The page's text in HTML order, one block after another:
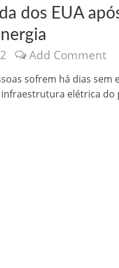
de Jesus para ganhar dinheiro
dos EUA
Add Comment
sofrem há dias sem
elétrica do